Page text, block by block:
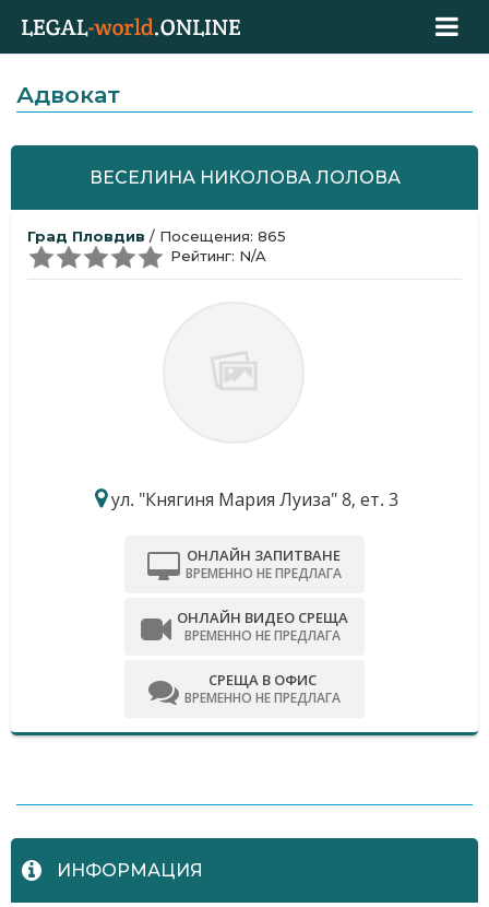
Адвокат
ВЕСЕЛИНА НИКОЛОВА ЛОЛОВА
Град Пловдив / Посещения: 865
Рейтинг: N/A
ул. "Княгиня Мария Луиза" 8, ет. 3
ОНЛАЙН ЗАПИТВАНЕ
ВРЕМЕННО НЕ ПРЕДЛАГА
ОНЛАЙН ВИДЕО СРЕЩА
ВРЕМЕННО НЕ ПРЕДЛАГА
СРЕЩА В ОФИС
ВРЕМЕННО НЕ ПРЕДЛАГА
ИНФОРМАЦИЯ